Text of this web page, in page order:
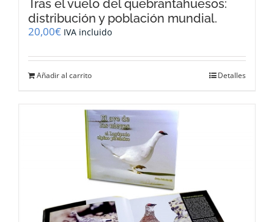
Tras el vuelo del quebrantahuesos:
distribución y población mundial.
20,00€ IVA incluido
Añadir al carrito Detalles